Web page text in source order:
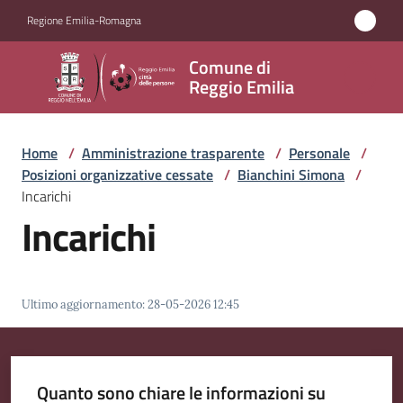
Regione Emilia-Romagna
Comune di
Reggio Emilia
Comune
di
Reggio
Amministrazione
Menu selezionato
Reggio
Home / Amministrazione trasparente / Personale /
Posizioni organizzative cessate / Bianchini Simona /
Incarichi
Incarichi
Ultimo aggiornamento:28-05-2026 12:45
Quanto sono chiare le informazioni su